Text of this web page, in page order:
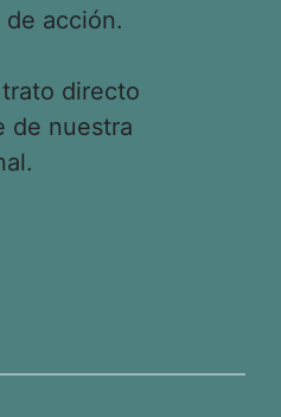
acción.
directo
de nuestra